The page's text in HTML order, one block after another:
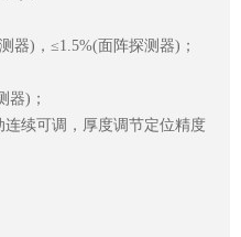
器)，≤1.5%(面阵探测器)；
器)；
连续可调，厚度调节定位精度